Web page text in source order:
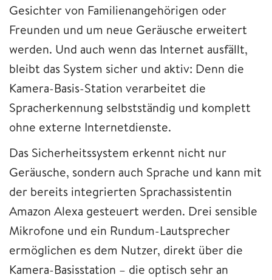
Gesichter von Familienangehörigen oder
Freunden und um neue Geräusche erweitert
werden. Und auch wenn das Internet ausfällt,
bleibt das System sicher und aktiv: Denn die
Kamera-Basis-Station verarbeitet die
Spracherkennung selbstständig und komplett
ohne externe Internetdienste.
Das Sicherheitssystem erkennt nicht nur
Geräusche, sondern auch Sprache und kann mit
der bereits integrierten Sprachassistentin
Amazon Alexa gesteuert werden. Drei sensible
Mikrofone und ein Rundum-Lautsprecher
ermöglichen es dem Nutzer, direkt über die
Kamera-Basisstation – die optisch sehr an